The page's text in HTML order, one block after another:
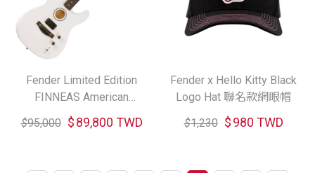
Fender Limited Edition
FINNEAS American
Acoustasonic Telecaster 電
木吉他
$95,000 $89,800 TWD
Fender x Hello Kitty Black
Logo Hat 聯名款網眼帽
$1,230 $980 TWD